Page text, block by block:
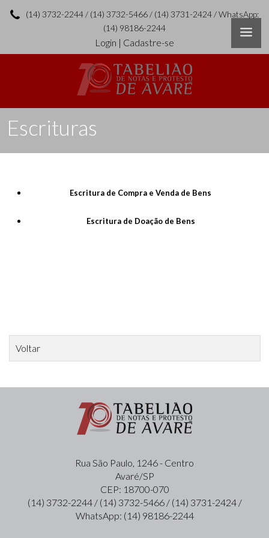
(14) 3732-2244 / (14) 3732-5466 / (14) 3731-2424 / WhatsApp:
(14) 98186-2244
Login | Cadastre-se
Escrituras
Escritura de Compra e Venda de Bens
Escritura de Doação de Bens
Voltar
Rua São Paulo, 1246 - Centro
Avaré/SP
CEP: 18700-070
(14) 3732-2244 / (14) 3732-5466 / (14) 3731-2424 /
WhatsApp: (14) 98186-2244